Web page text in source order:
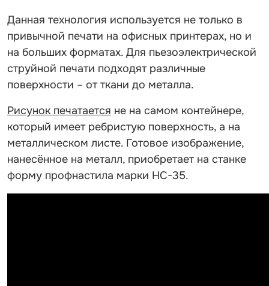
Данная технология используется не только в
привычной печати на офисных принтерах, но и
на больших форматах. Для пьезоэлектрической
струйной печати подходят различные
поверхности – от ткани до металла.
Рисунок печатается не на самом контейнере,
который имеет ребристую поверхность, а на
металлическом листе. Готовое изображение,
нанесённое на металл, приобретает на станке
форму профнастила марки НС-35.